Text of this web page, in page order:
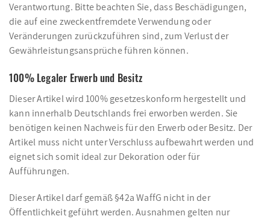
Verantwortung. Bitte beachten Sie, dass Beschädigungen,
die auf eine zweckentfremdete Verwendung oder
Veränderungen zurückzuführen sind, zum Verlust der
Gewährleistungsansprüche führen können.
100% Legaler Erwerb und Besitz
Dieser Artikel wird 100% gesetzeskonform hergestellt und
kann innerhalb Deutschlands frei erworben werden. Sie
benötigen keinen Nachweis für den Erwerb oder Besitz. Der
Artikel muss nicht unter Verschluss aufbewahrt werden und
eignet sich somit ideal zur Dekoration oder für
Aufführungen.
Dieser Artikel darf gemäß §42a WaffG nicht in der
Öffentlichkeit geführt werden. Ausnahmen gelten nur